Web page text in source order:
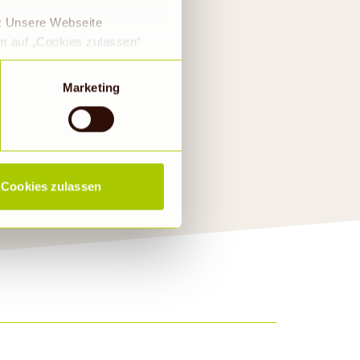
Unsere Webseite
auf „Cookies zulassen“
GVO eingewilligt, dass
Land mit einem nach
Risiko, dass die Daten
Marketing
Cookies zulassen
Ökologischer